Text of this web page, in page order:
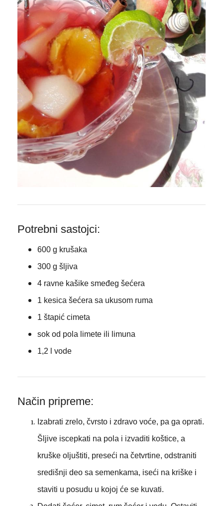
Potrebni sastojci:
600 g krušaka
300 g šljiva
4 ravne kašike smeđeg šećera
1 kesica šećera sa ukusom ruma
1 štapić cimeta
sok od pola limete ili limuna
1,2 l vode
Način pripreme:
Izabrati zrelo, čvrsto i zdravo voće, pa ga oprati.
Šljive iscepkati na pola i izvaditi koštice, a
kruške oljuštiti, preseći na četvrtine, odstraniti
središnji deo sa semenkama, iseći na kriške i
staviti u posudu u kojoj će se kuvati.